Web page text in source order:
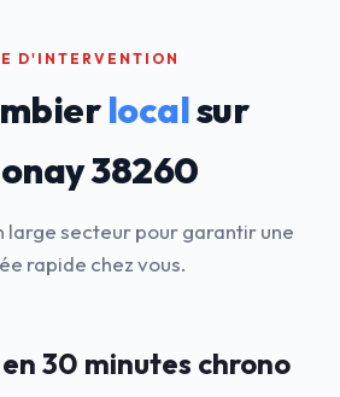
D'INTERVENTION
localsur
38260
large secteur pour garantir une
rapide chez vous.
30 minutes chrono